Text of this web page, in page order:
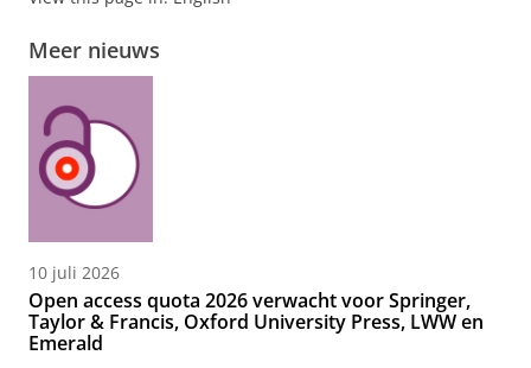
Meer nieuws
10 juli 2026
Open access quota 2026 verwacht voor Springer,
Taylor & Francis, Oxford University Press, LWW en
Emerald